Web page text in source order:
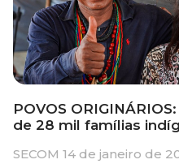
POVOS
de 28 mil famílias
SECOM 14 de janeiro de